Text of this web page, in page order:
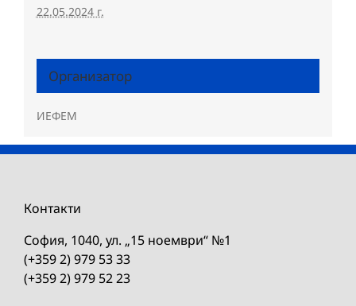
22.05.2024 г.
Организатор
ИЕФЕМ
Контакти
София, 1040, ул. „15 ноември“ №1
(+359 2) 979 53 33
(+359 2) 979 52 23